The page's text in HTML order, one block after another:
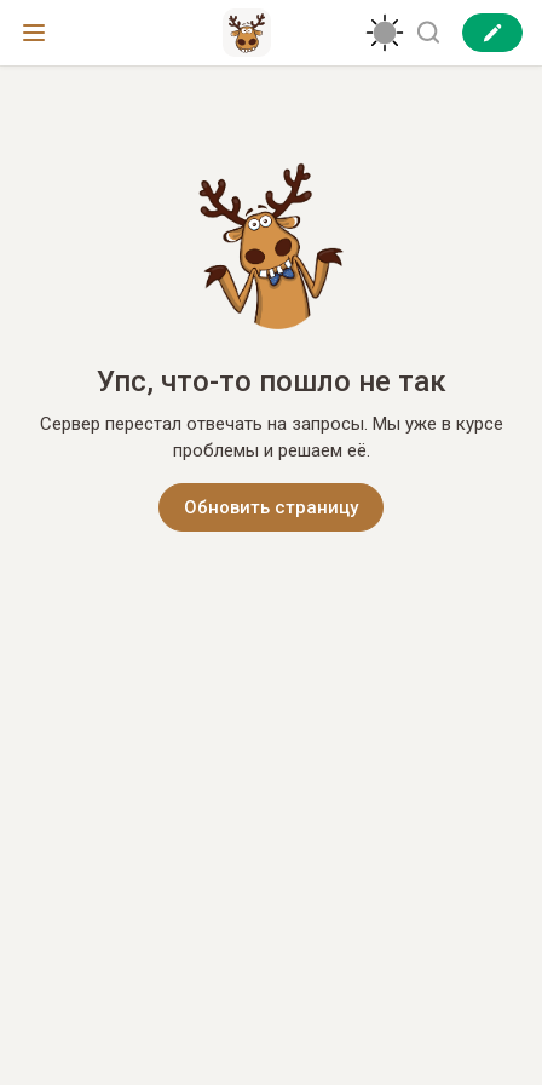
Упс, что-то пошло не так
Сервер перестал отвечать на запросы. Мы уже в курсе
проблемы и решаем её.
Обновить страницу